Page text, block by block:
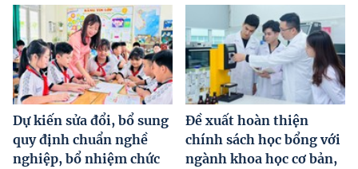
Dự kiến sửa đổi, bổ sung
quy định chuẩn nghề
nghiệp, bổ nhiệm chức
Đề xuất hoàn thiện
chính sách học bổng với
ngành khoa học cơ bản,